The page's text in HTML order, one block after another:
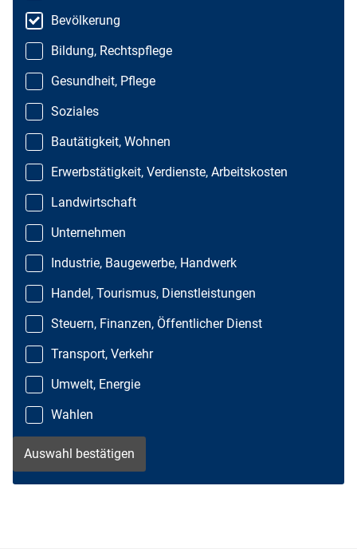
Bevölkerung
Bildung, Rechtspflege
Gesundheit, Pflege
Soziales
Bautätigkeit, Wohnen
Erwerbstätigkeit, Verdienste, Arbeitskosten
Landwirtschaft
Unternehmen
Industrie, Baugewerbe, Handwerk
Handel, Tourismus, Dienstleistungen
Steuern, Finanzen, Öffentlicher Dienst
Transport, Verkehr
Umwelt, Energie
Wahlen